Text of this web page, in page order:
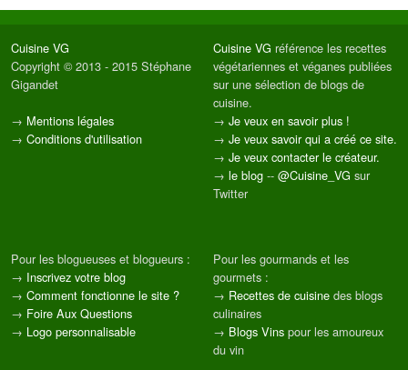
Cuisine VG
Copyright © 2013 - 2015 Stéphane
Gigandet
→ Mentions légales
→ Conditions d'utilisation
Cuisine VG référence les recettes
végétariennes et véganes publiées
sur une sélection de blogs de
cuisine.
→ Je veux en savoir plus !
→ Je veux savoir qui a créé ce site.
→ Je veux contacter le créateur.
→ le blog -- @Cuisine_VG sur
Twitter
Pour les blogueuses et blogueurs :
→ Inscrivez votre blog
→ Comment fonctionne le site ?
→ Foire Aux Questions
→ Logo personnalisable
Pour les gourmands et les
gourmets :
→ Recettes de cuisine des blogs
culinaires
→ Blogs Vins pour les amoureux
du vin